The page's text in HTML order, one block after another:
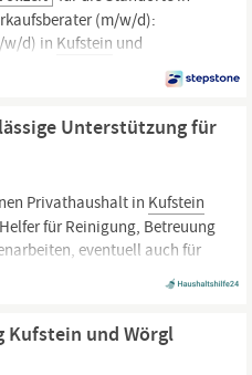
(m/w/d):
w/d) in Kufstein und
unserer innovativen
Handelspartnern Aktive
Unterstützung für
Privathaushalt in Kufstein
für Reinigung, Betreuung
eventuell auch für
kann sofort oder auch
von der jeweiligen Tätigkeit.
Kufstein und Wörgl